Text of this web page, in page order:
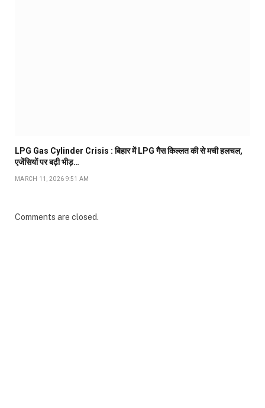
LPG Gas Cylinder Crisis : बिहार में LPG गैस किल्लत की से मची हलचल,
एजेंसियों पर बढ़ी भीड़…
MARCH 11, 2026 9:51 AM
Comments are closed.